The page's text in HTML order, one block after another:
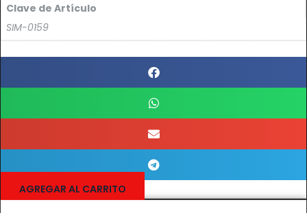
Clave de Artículo
SIM-0159
AGREGAR AL CARRITO